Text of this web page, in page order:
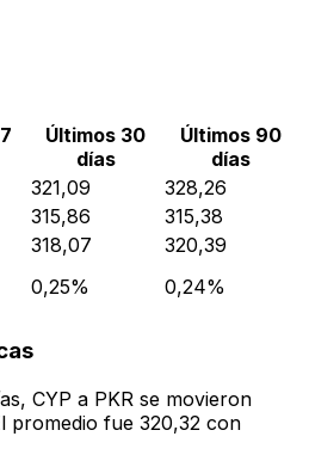
Últimos 30
días
Últimos 90
días
321,09
328,26
315,86
315,38
318,07
320,39
0,25% 0,24%
CYP a PKR se movieron
promedio fue 320,32 con